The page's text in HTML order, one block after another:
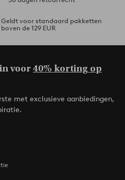
Geldt voor standaard pakketten
boven de 129 EUR
voor40% korting op
met exclusieve aanbiedingen,